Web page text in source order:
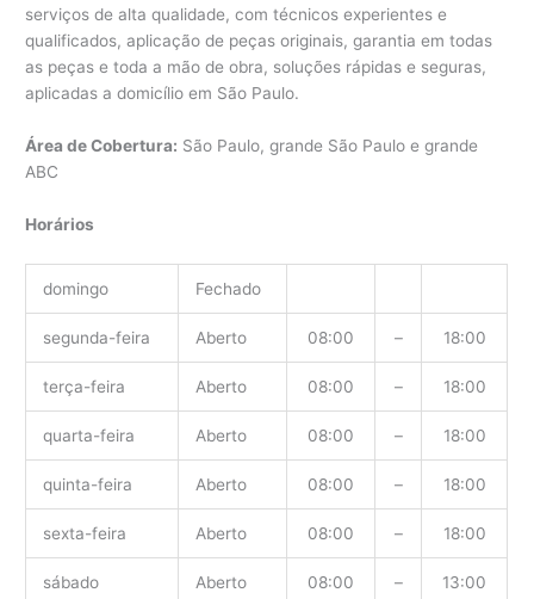
serviços de alta qualidade, com técnicos experientes e
qualificados, aplicação de peças originais, garantia em todas
as peças e toda a mão de obra, soluções rápidas e seguras,
aplicadas a domicílio em São Paulo.
Área de Cobertura: São Paulo, grande São Paulo e grande
ABC
Horários
domingo Fechado
segunda-feira Aberto 08:00 – 18:00
terça-feira Aberto 08:00 – 18:00
quarta-feira Aberto 08:00 – 18:00
quinta-feira Aberto 08:00 – 18:00
sexta-feira Aberto 08:00 – 18:00
sábado Aberto 08:00 – 13:00